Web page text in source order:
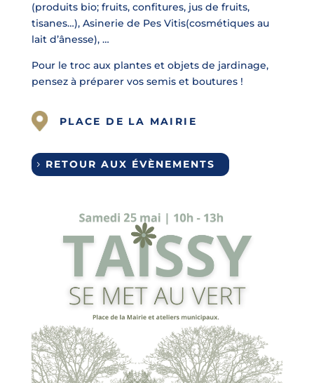
(produits bio; fruits, confitures, jus de fruits,
tisanes…), Asinerie de Pes Vitis(cosmétiques au
lait d’ânesse), …
Pour le troc aux plantes et objets de jardinage,
pensez à préparer vos semis et boutures !
PLACE DE LA MAIRIE
RETOUR AUX ÉVÈNEMENTS